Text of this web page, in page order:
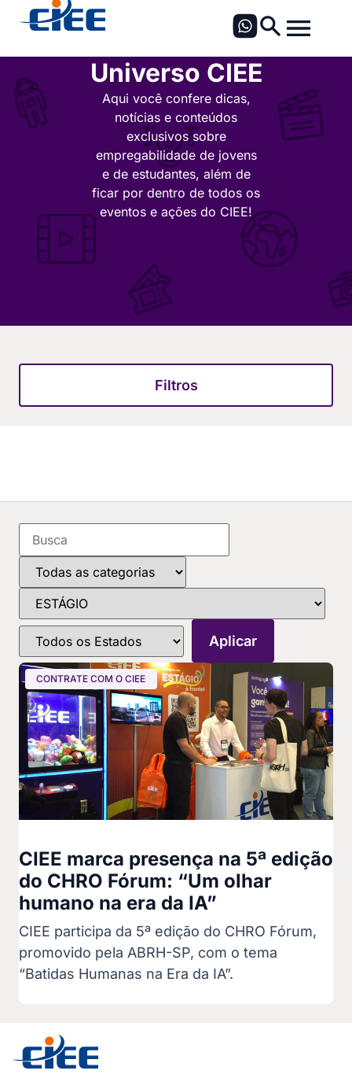
Universo CIEE
Aqui você confere dicas,
notícias e conteúdos
exclusivos sobre
empregabilidade de jovens
e de estudantes, além de
ficar por dentro de todos os
eventos e ações do CIEE!
Filtros
CONTRATE COM O CIEE
CIEE marca presença na 5ª edição
do CHRO Fórum: “Um olhar
humano na era da IA”
CIEE participa da 5ª edição do CHRO Fórum,
promovido pela ABRH-SP, com o tema
“Batidas Humanas na Era da IA”.